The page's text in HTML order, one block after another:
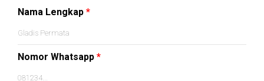
Nama Lengkap *
Nomor Whatsapp *